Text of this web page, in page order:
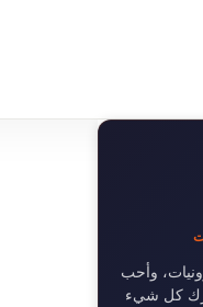
وأحب
كل شيء